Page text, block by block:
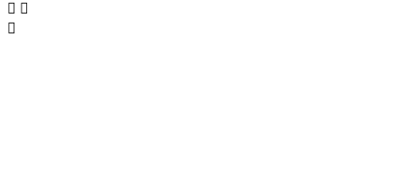
 
